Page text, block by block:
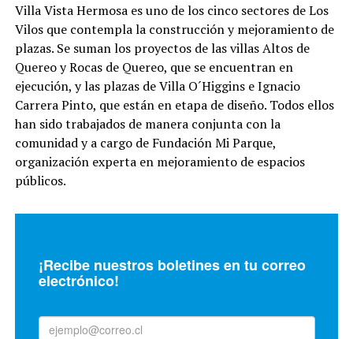
Villa Vista Hermosa es uno de los cinco sectores de Los
Vilos que contempla la construcción y mejoramiento de
plazas. Se suman los proyectos de las villas Altos de
Quereo y Rocas de Quereo, que se encuentran en
ejecución, y las plazas de Villa O´Higgins e Ignacio
Carrera Pinto, que están en etapa de diseño. Todos ellos
han sido trabajados de manera conjunta con la
comunidad y a cargo de Fundación Mi Parque,
organización experta en mejoramiento de espacios
públicos.